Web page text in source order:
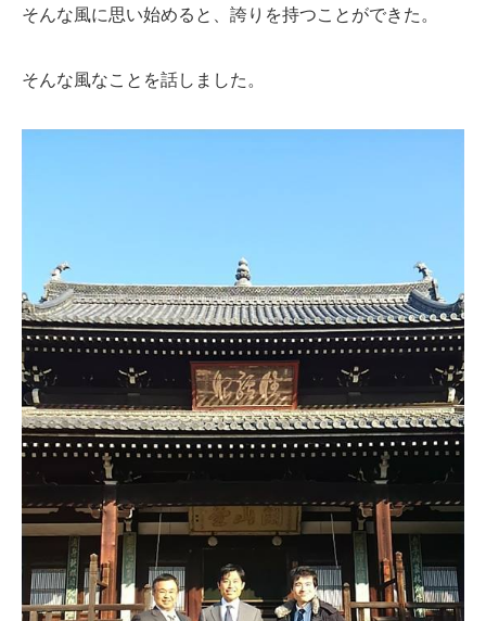
そんな風に思い始めると、誇りを持つことができた。
そんな風なことを話しました。